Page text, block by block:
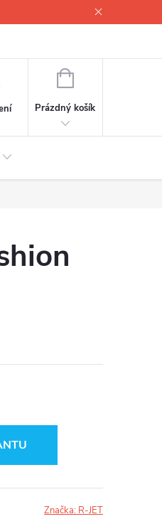
NÁKUPNÍ
Prázdný košík
Značka: R-JET